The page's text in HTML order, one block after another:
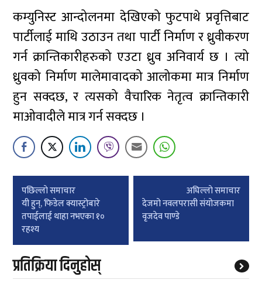
कम्युनिस्ट आन्दोलनमा देखिएको फुटपाथे प्रवृत्तिबाट
पार्टीलाई माथि उठाउन तथा पार्टी निर्माण र ध्रुवीकरण
गर्न क्रान्तिकारीहरुको एउटा ध्रुव अनिवार्य छ । त्यो
ध्रुवको निर्माण मालेमावादको आलोकमा मात्र निर्माण
हुन सक्दछ, र त्यसको वैचारिक नेतृत्व क्रान्तिकारी
माओवादीले मात्र गर्न सक्दछ ।
Post
navigation
पछिल्लाे समाचार
यी हुन्, फिडेल क्यास्ट्रोबारे
तपाईलाई थाहा नभएका १०
रहश्य
अघिल्लाे समाचार
देजमो नवलपरासी संयोजकमा
वृजदेव पाण्डे
प्रतिक्रिया दिनुहोस्